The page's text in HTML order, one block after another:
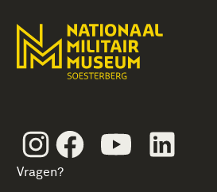
InstagramFacebookYoutube
Vragen?